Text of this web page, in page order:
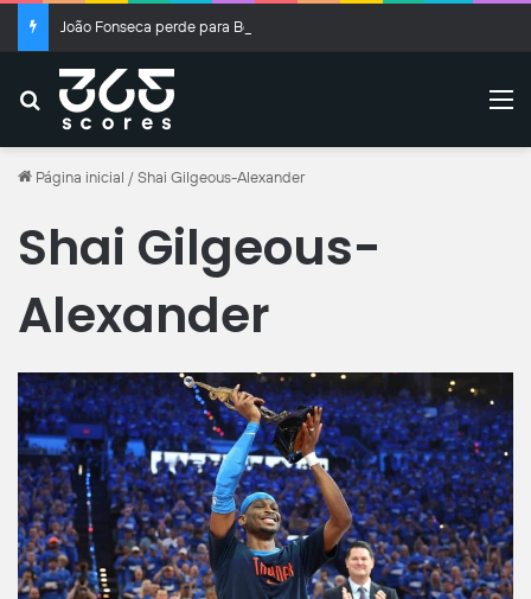
Buscar
Página inicial / Shai Gilgeous-Alexander
Shai Gilgeous-
Alexander